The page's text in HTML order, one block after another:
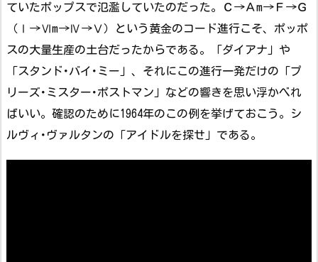
ていたポップスで氾濫していたのだった。Ｃ→Ａm→Ｆ→Ｇ
（Ⅰ→Ⅵm→Ⅳ→Ⅴ）という黄金のコード進行こそ、ポッポ
スの大量生産の土台だったからである。「ダイアナ」や
「スタンド･バイ･ミー」、それにこの進行一発だけの「プ
リーズ･ミスター･ポストマン」などの響きを思い浮かべれ
ばいい。確認のために1964年のこの例を挙げておこう。シ
ルヴィ･ヴァルタンの「アイドルを探せ」である。